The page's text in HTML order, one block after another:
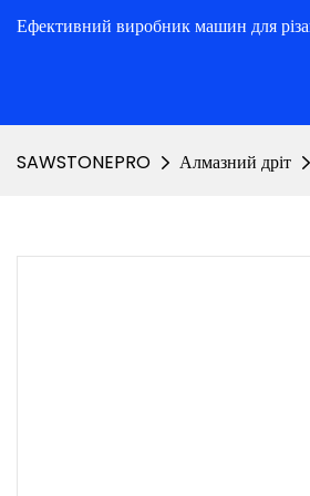
Ефективний виробник машин для
SAWSTONEPRO Алмазний дріт